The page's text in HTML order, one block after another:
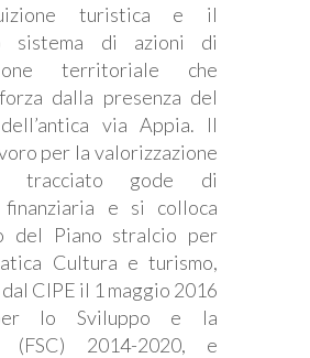
turistica e il
sistema di azioni di
territoriale che
dalla presenza del
via Appia. Il
per la valorizzazione
tracciato gode di
finanziaria e si colloca
del Piano stralcio per
Cultura e turismo,
CIPE il 1 maggio 2016
lo Sviluppo e la
(FSC) 2014-2020, e